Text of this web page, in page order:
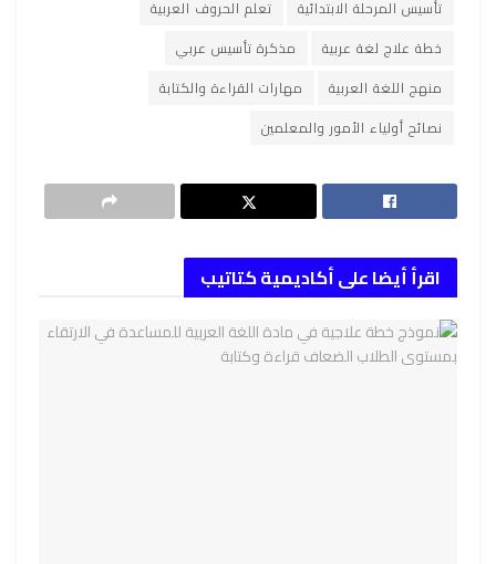
تأسيس المرحلة الابتدائية
تعلم الحروف العربية
خطة علاج لغة عربية
مذكرة تأسيس عربي
منهج اللغة العربية
مهارات القراءة والكتابة
نصائح أولياء الأمور والمعلمين
اقرأ أيضا على أكاديمية كتاتيب